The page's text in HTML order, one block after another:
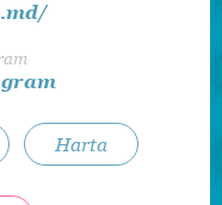
Harta